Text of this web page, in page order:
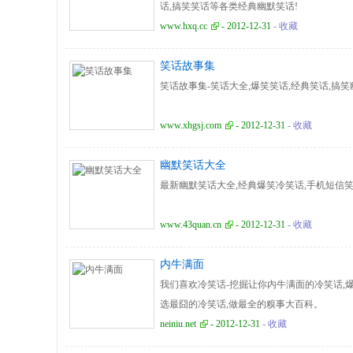
话,搞笑笑话等各类经典幽默笑话!
www.hxq.cc
- 2012-12-31 - 收藏
笑话故事集
笑话故事集-笑话大全,爆笑笑话,经典笑话,搞笑
www.xhgsj.com - 2012-12-31 - 收藏
幽默笑话大全
最新幽默笑话大全,经典爆笑冷笑话,手机短信
www.43quan.cn - 2012-12-31 - 收藏
内牛满面
我们喜欢冷笑话-挖掘让你内牛满面的冷笑话,
选最囧的冷笑话,做最全的糗事大百科。
neiniu.net
- 2012-12-31 - 收藏